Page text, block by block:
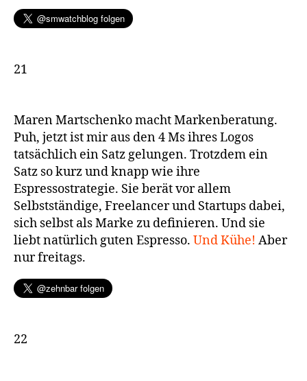
21
Maren Martschenko macht Markenberatung.
Puh, jetzt ist mir aus den 4 Ms ihres Logos
tatsächlich ein Satz gelungen. Trotzdem ein
Satz so kurz und knapp wie ihre
Espressostrategie. Sie berät vor allem
Selbstständige, Freelancer und Startups dabei,
sich selbst als Marke zu definieren. Und sie
liebt natürlich guten Espresso. Und Kühe! Aber
nur freitags.
22